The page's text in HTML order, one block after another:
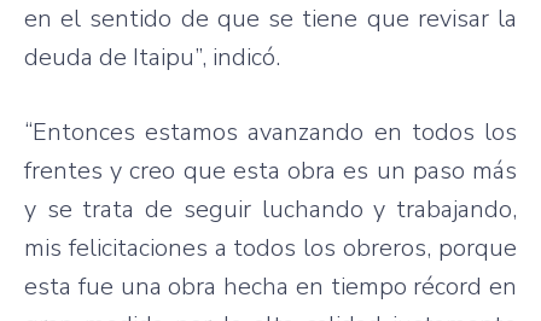
en el sentido de que se tiene que revisar la
deuda de Itaipu”, indicó.
“Entonces estamos avanzando en todos los
frentes y creo que esta obra es un paso más
y se trata de seguir luchando y trabajando,
mis felicitaciones a todos los obreros, porque
esta fue una obra hecha en tiempo récord en